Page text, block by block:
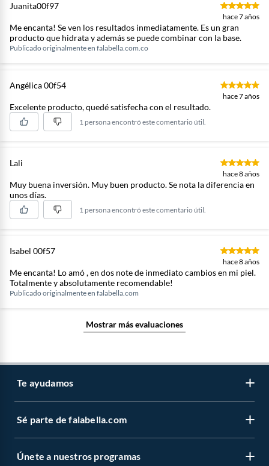
Juanita00f97
hace 7 años
Me encanta! Se ven los resultados inmediatamente. Es un gran
producto que hidrata y además se puede combinar con la base.
Publicado originalmente en falabella.com.co
Angélica 00f54
hace 7 años
Excelente producto, quedé satisfecha con el resultado.
1 persona encontró este comentario útil.
Lali
hace 8 años
Muy buena inversión. Muy buen producto. Se nota la diferencia en
unos días.
1 persona encontró este comentario útil.
Isabel 00f57
hace 8 años
Me encanta! Lo amó , en dos note de inmediato cambios en mi piel.
Totalmente y absolutamente recomendable!
Publicado originalmente en falabella.com
Mostrar más evaluaciones
Te ayudamos
Atención por WhatsApp
Sé parte de falabella.com
Trabaja con nosotros
Únete a nuestros programas